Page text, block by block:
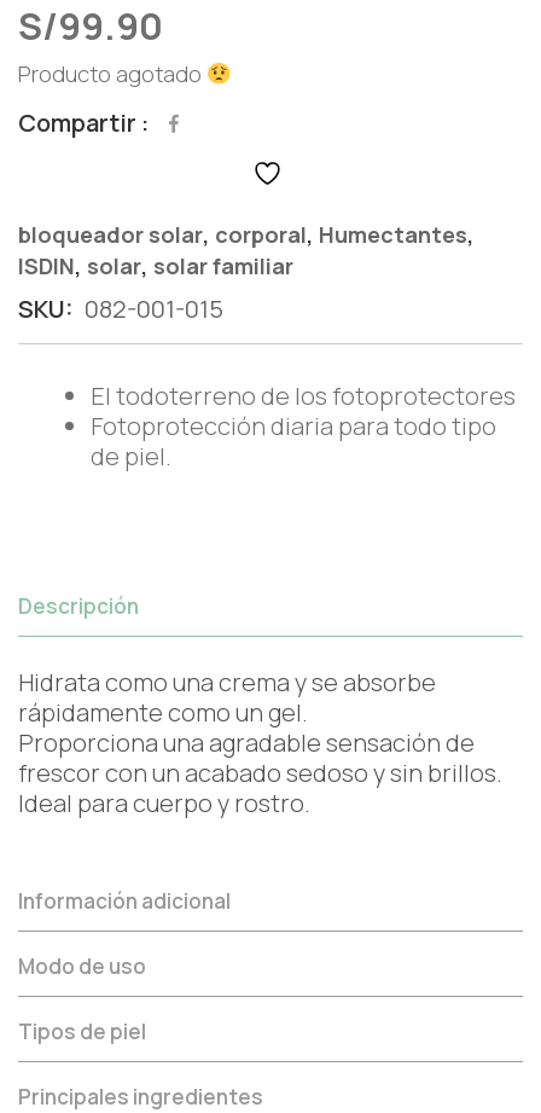
S/99.90
Producto agotado
Compartir
bloqueador solar, corporal, Humectantes,
ISDIN, solar, solar familiar
SKU: 082-001-015
El todoterreno de los fotoprotectores
Fotoprotección diaria para todo tipo
de piel.
Descripción
Hidrata como una crema y se absorbe
rápidamente como un gel.
Proporciona una agradable sensación de
frescor con un acabado sedoso y sin brillos.
Ideal para cuerpo y rostro.
Información adicional
Modo de uso
Tipos de piel
Principales ingredientes